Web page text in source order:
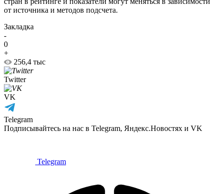
от источника и методов подсчета.
Закладка
-
0
+
256,4 тыс
Twitter
VK
Telegram
Подписывайтесь на нас в Telegram, Яндекс.Новостях и VK
Telegram